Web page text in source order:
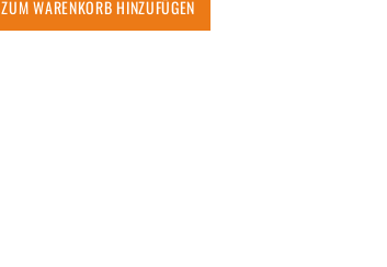
ZUM WARENKORB HINZUFÜGEN